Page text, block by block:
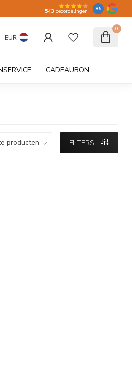
543 beoordelingen 8.5
EUR
0
CADEAUBON
FILTERS